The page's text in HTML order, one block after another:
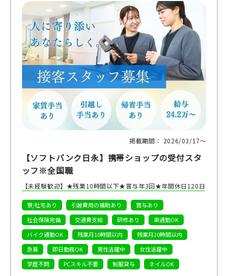
掲載期間： 2026/03/17〜
【ソフトバンク日永】携帯ショップの受付スタ
ッフ※全国職
【未経験歓迎】★残業10時間以下★賞与年3回★年間休日120日
寮/社宅あり 引越費用の補助あり
賞与あり
社会保険完備
交通費支給 研修あり
車通勤OK
バイク通勤OK
残業月10時間以内
残業月20時間以内
急募
即日勤務OK 男性活躍中
女性活躍中
学歴不問
PCスキル不要 制服貸与 ネイルOK